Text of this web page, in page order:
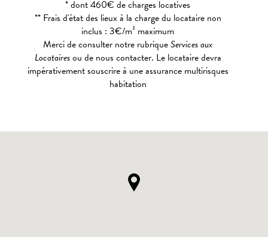
* dont 460€ de charges locatives
** Frais d'état des lieux à la charge du locataire non
inclus : 3€/m² maximum
Merci de consulter notre rubriqueServices aux
Locatairesou de nous contacter. Le locataire devra
impérativement souscrire à une assurance multirisques
habitation